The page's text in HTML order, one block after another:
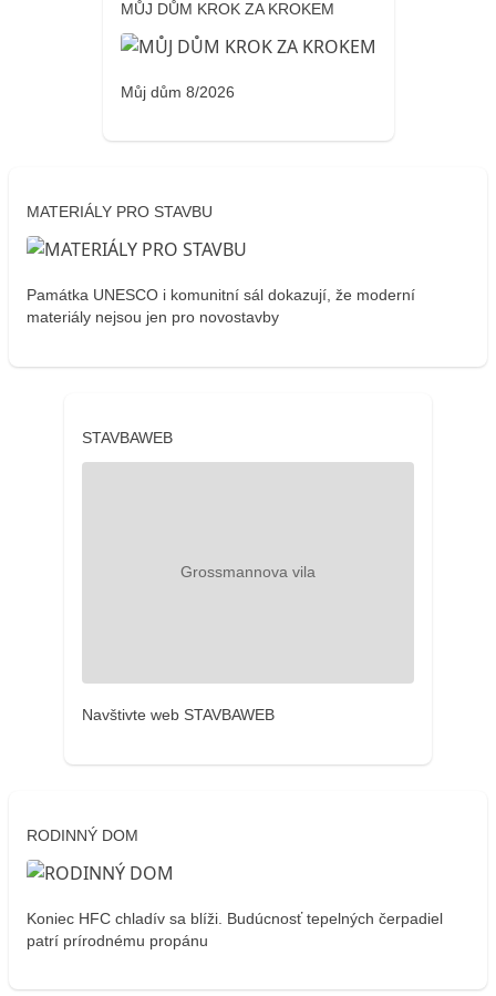
MŮJ DŮM KROK ZA KROKEM
Můj dům 8/2026
MATERIÁLY PRO STAVBU
Památka UNESCO i komunitní sál dokazují, že moderní
materiály nejsou jen pro novostavby
STAVBAWEB
Navštivte web STAVBAWEB
RODINNÝ DOM
Koniec HFC chladív sa blíži. Budúcnosť tepelných čerpadiel
patrí prírodnému propánu